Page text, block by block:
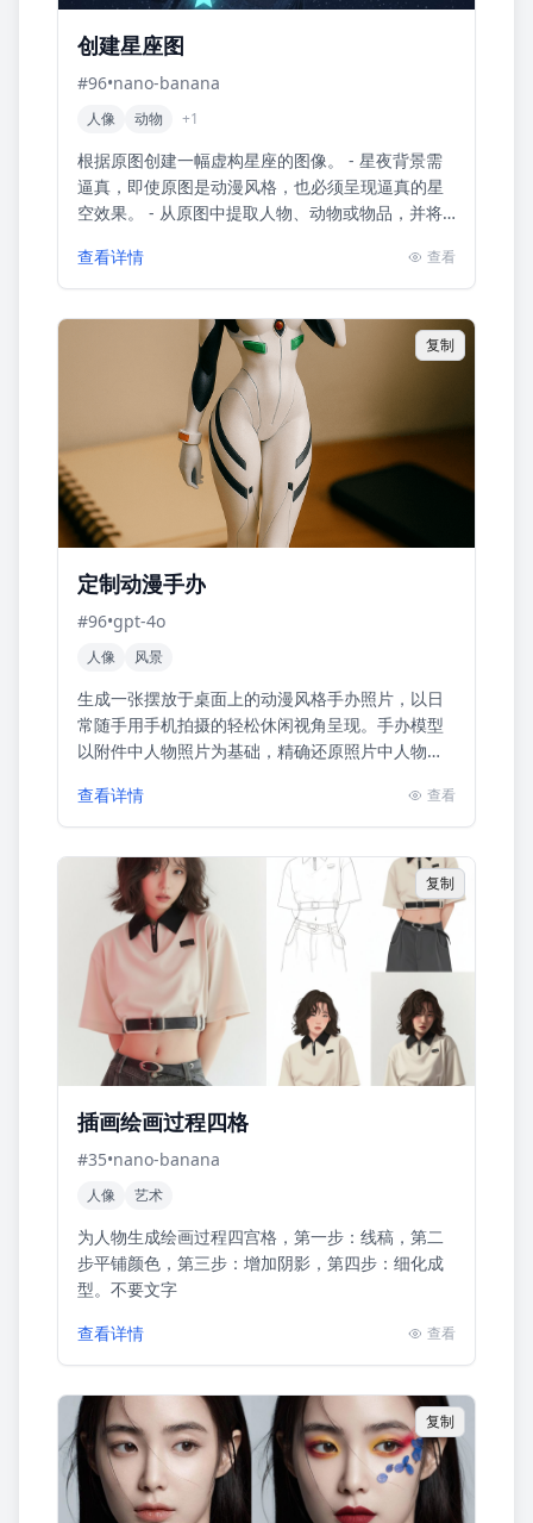
创建星座图
#96•nano-banana
人像 动物 +1
根据原图创建一幅虚构星座的图像。 - 星夜背景需
逼真，即使原图是动漫风格，也必须呈现逼真的星
空效果。 - 从原图中提取人物、动物或物品，并将
应为单一主题元素...
查看详情 查看
复制
定制动漫手办
#96•gpt-4o
人像 风景
生成一张摆放于桌面上的动漫风格手办照片，以日
常随手用手机拍摄的轻松休闲视角呈现。手办模型
以附件中人物照片为基础，精确还原照片中人物的
完整呈现。整体设计精致细...
查看详情 查看
复制
插画绘画过程四格
#35•nano-banana
人像 艺术
为人物生成绘画过程四宫格，第一步：线稿，第二
步平铺颜色，第三步：增加阴影，第四步：细化成
型。不要文字
查看详情
查看
复制